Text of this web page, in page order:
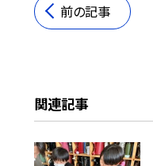
前の記事
関連記事